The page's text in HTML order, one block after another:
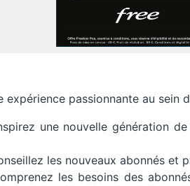
expérience passionnante au sein
une nouvelle génération
les nouveaux abonnés et
les besoins des